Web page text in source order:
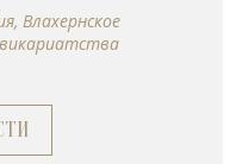
,Влахернское